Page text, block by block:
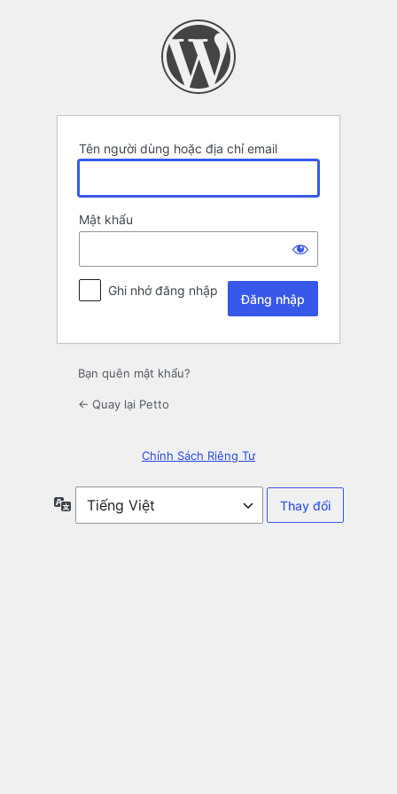
Tên người dùng hoặc địa chỉ email
Mật khẩu
Ghi nhớ đăng nhập
Bạn quên mật khẩu?
← Quay lại Petto
Chính Sách Riêng Tư
Ngôn
ngữ